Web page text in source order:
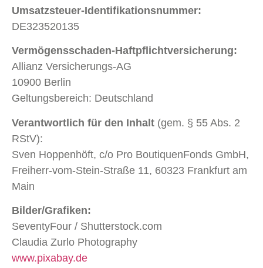
Umsatzsteuer-Identifikationsnummer:
DE323520135
Vermögensschaden-Haftpflichtversicherung:
Allianz Versicherungs-AG
10900 Berlin
Geltungsbereich: Deutschland
Verantwortlich für den Inhalt (gem. § 55 Abs. 2
RStV):
Sven Hoppenhöft, c/o Pro BoutiquenFonds GmbH,
Freiherr-vom-Stein-Straße 11, 60323 Frankfurt am
Main
Bilder/Grafiken:
SeventyFour / Shutterstock.com
Claudia Zurlo Photography
www.pixabay.de